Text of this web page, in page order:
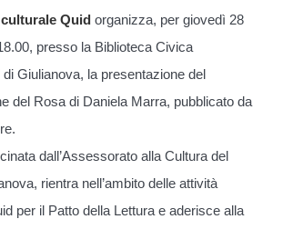
Quid organizza, per giovedì 28
presso la Biblioteca Civica
di Giulianova, la presentazione del
del Rosa di Daniela Marra, pubblicato da
dall’Assessorato alla Cultura del
rientra nell’ambito delle attività
per il Patto della Lettura e aderisce alla